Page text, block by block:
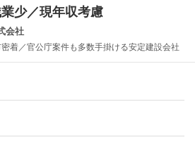
少／現年収考慮
会社
着／官公庁案件も多数手掛ける安定建設会社